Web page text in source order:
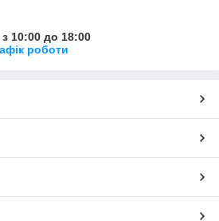
10:00 до 18:00
роботи